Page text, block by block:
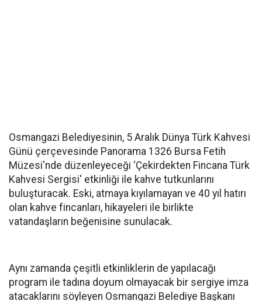
Osmangazi Belediyesinin, 5 Aralık Dünya Türk Kahvesi
Günü çerçevesinde Panorama 1326 Bursa Fetih
Müzesi'nde düzenleyeceği ‘Çekirdekten Fincana Türk
Kahvesi Sergisi' etkinliği ile kahve tutkunlarını
buluşturacak. Eski, atmaya kıyılamayan ve 40 yıl hatırı
olan kahve fincanları, hikayeleri ile birlikte
vatandaşların beğenisine sunulacak.
Aynı zamanda çeşitli etkinliklerin de yapılacağı
program ile tadına doyum olmayacak bir sergiye imza
atacaklarını söyleyen Osmangazi Belediye Başkanı